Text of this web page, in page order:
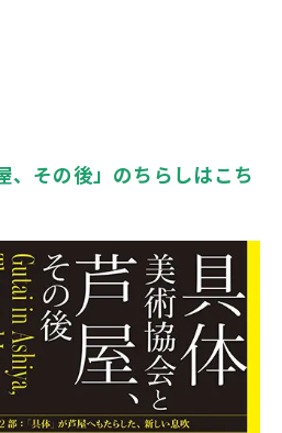
、その後」のちらしはこち